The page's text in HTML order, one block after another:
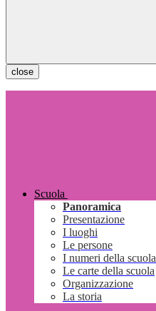
close
Scuola
Panoramica
Presentazione
I luoghi
Le persone
I numeri della scuola
Le carte della scuola
Organizzazione
La storia